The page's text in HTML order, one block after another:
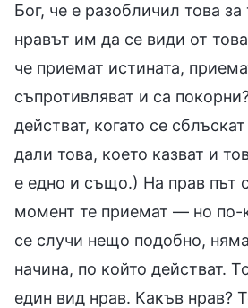
Бог, че е разобличил това
нравът им да се види от
че приемат истината,
съпротивляват и са
действат, когато се
дали това, което казват и
е едно и също.) На прав път
момент те приемат — но по-
се случи нещо подобно,
начина, по който действат.
един вид нрав. Какъв нрав?